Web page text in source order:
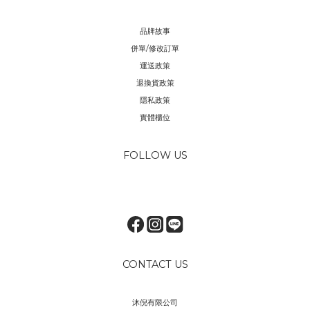
品牌故事
併單/修改訂單
運送政策
退換貨政策
隱私政策
實體櫃位
FOLLOW US
CONTACT US
沐倪有限公司